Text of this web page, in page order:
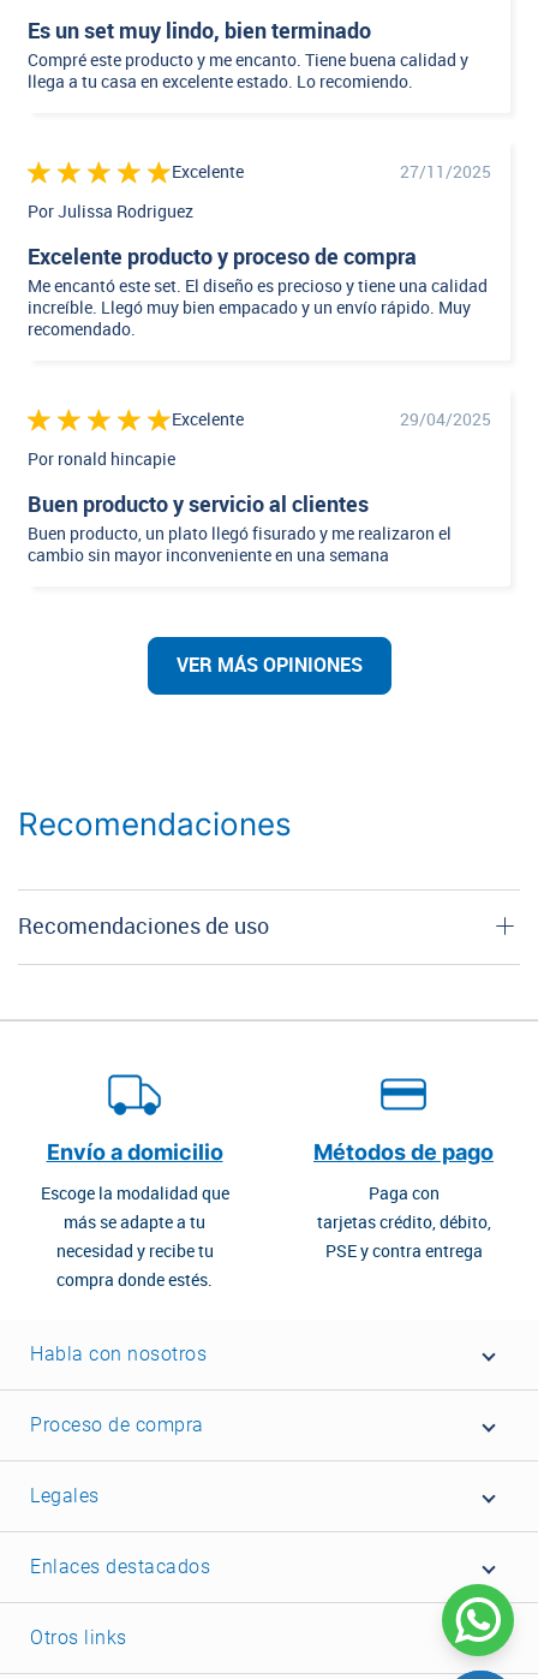
Es un set muy lindo, bien terminado
Compré este producto y me encanto. Tiene buena calidad y
llega a tu casa en excelente estado. Lo recomiendo.
Excelente
27/11/2025
Por Julissa Rodriguez
Excelente producto y proceso de compra
Me encantó este set. El diseño es precioso y tiene una calidad
increíble. Llegó muy bien empacado y un envío rápido. Muy
recomendado.
Excelente
29/04/2025
Por ronald hincapie
Buen producto y servicio al clientes
Buen producto, un plato llegó fisurado y me realizaron el
cambio sin mayor inconveniente en una semana
VER MÁS OPINIONES
Recomendaciones
Recomendaciones de uso
Envío a domicilio
Escoge la modalidad que
más se adapte a tu
necesidad y recibe tu
compra donde estés.
Métodos de pago
Paga con
tarjetas crédito, débito,
PSE y contra entrega
Habla con nosotros
Proceso de compra
Legales
Enlaces destacados
Otros links